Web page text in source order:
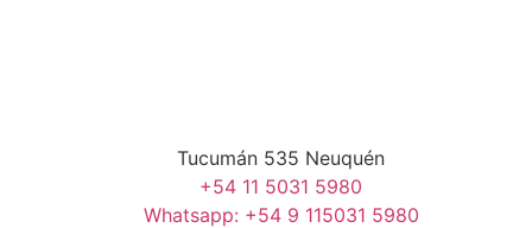
Tucumán 535 Neuquén
+54 11 5031 5980
Whatsapp: +54 9 115031 5980